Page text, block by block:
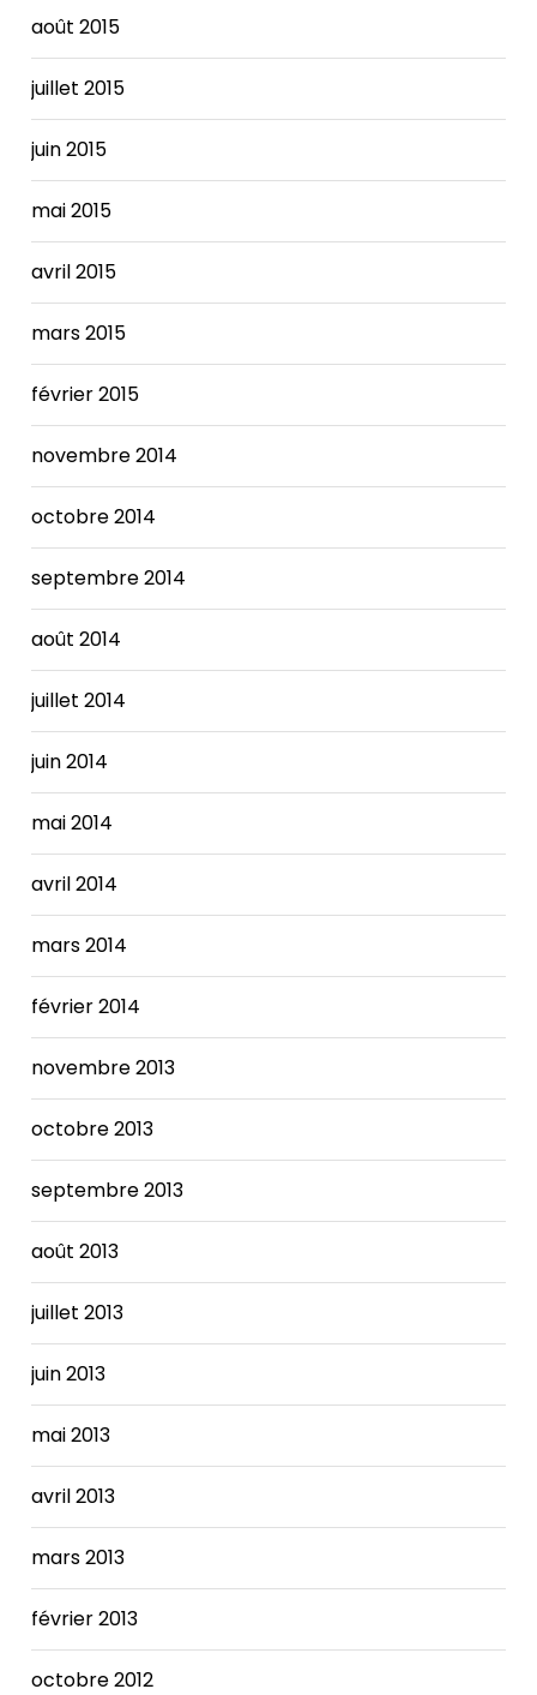
août 2015
juillet 2015
juin 2015
mai 2015
avril 2015
mars 2015
février 2015
novembre 2014
octobre 2014
septembre 2014
août 2014
juillet 2014
juin 2014
mai 2014
avril 2014
mars 2014
février 2014
novembre 2013
octobre 2013
septembre 2013
août 2013
juillet 2013
juin 2013
mai 2013
avril 2013
mars 2013
février 2013
octobre 2012